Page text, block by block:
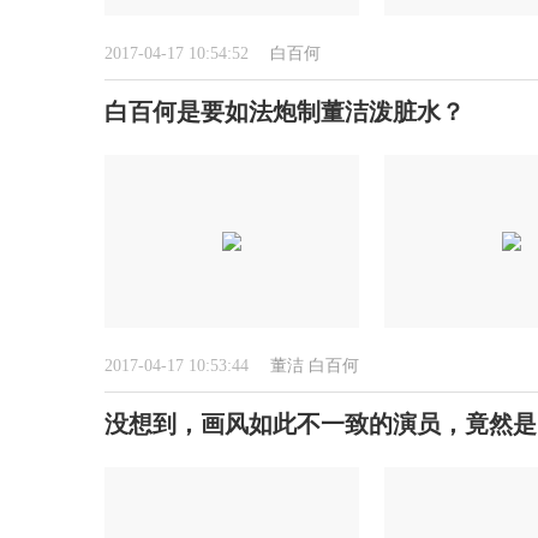
2017-04-17 10:54:52 白百何
白百何是要如法炮制董洁泼脏水？
2017-04-17 10:53:44 董洁 白百何
没想到，画风如此不一致的演员，竟然